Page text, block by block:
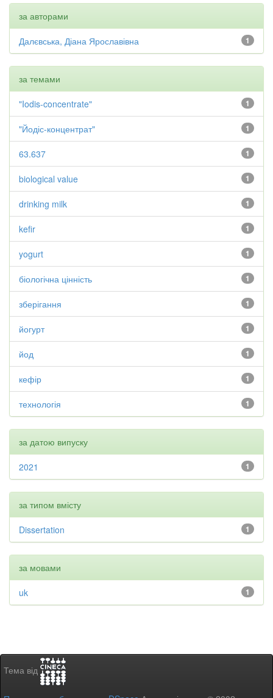
за авторами
1
Далєвська, Діана Ярославівна
за темами
1
"Iodis-concentrate"
1
"Йодіс-концентрат"
1
63.637
1
biological value
1
drinking milk
1
kefir
1
yogurt
1
біологічна цінність
1
зберігання
1
йогурт
1
йод
1
кефір
1
технологія
за датою випуску
1
2021
за типом вмісту
1
Dissertation
за мовами
1
uk
Тема від